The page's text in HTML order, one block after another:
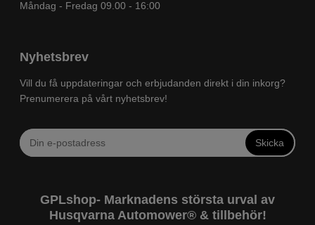
Måndag - Fredag 09.00 - 16:00
Nyhetsbrev
Vill du få uppdateringar och erbjudanden direkt i din inkorg?
Prenumerera på vårt nyhetsbrev!
Skicka
GPLshop- Marknadens största urval av
Husqvarna Automower® & tillbehör!